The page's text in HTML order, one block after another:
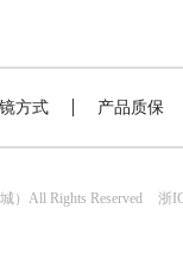
方式 产品质保
）All Rights Reserved 浙